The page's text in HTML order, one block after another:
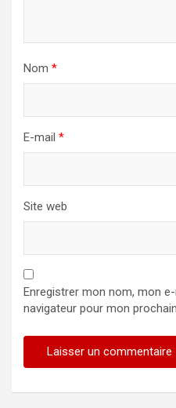
Nom *
E-mail *
Site web
Enregistrer mon nom, mon
navigateur pour mon